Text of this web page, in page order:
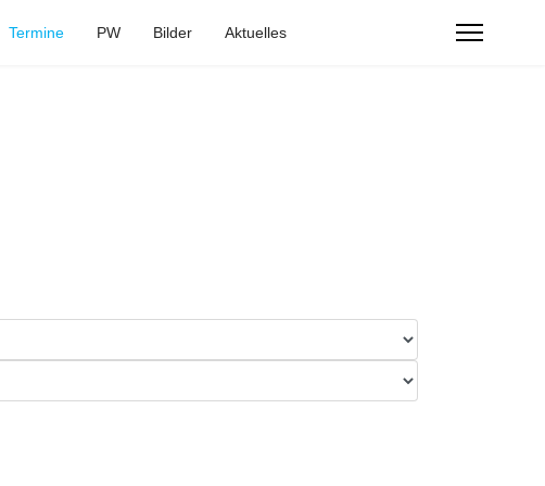
Termine PW Bilder Aktuelles